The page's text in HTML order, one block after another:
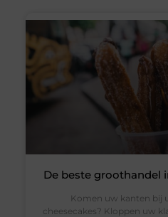
De beste groothandel
Komen uw kanten bij
cheesecakes? Kloppen uw